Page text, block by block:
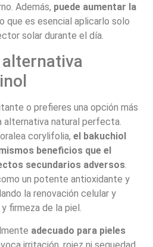
Además, puede aumentar la
que es esencial aplicarlo solo
solar durante el día.
o prefieres una opción más
alternativa natural perfecta.
corylifolia, el bakuchiol
beneficios que el
secundarios adversos.
un potente antioxidante y
la renovación celular y
firmeza de la piel.
adecuado para pieles